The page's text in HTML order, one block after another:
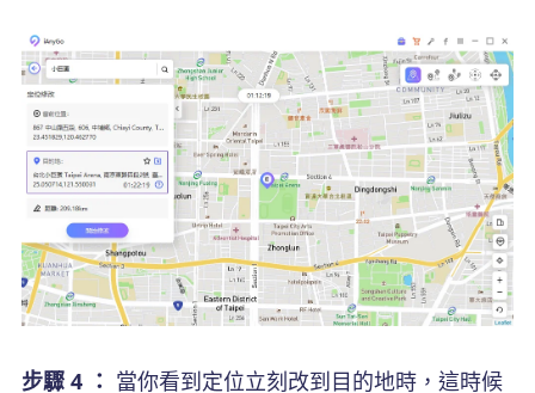
步驟 4 ： 當你看到定位立刻改到目的地時，這時候